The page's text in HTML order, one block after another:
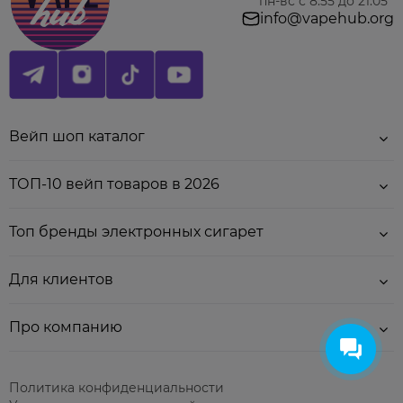
OXVA Xlim GO Lite - это современная POD-система,
автономность и стабильную передачу вкуса.
Тип атомайзера:
Встроенный испаритель (mesh
info@vapehub.org
Вейп шоп каталог
ТОП-10 вейп товаров в 2026
Топ бренды электронных сигарет
Для клиентов
Про компанию
Политика конфиденциальности